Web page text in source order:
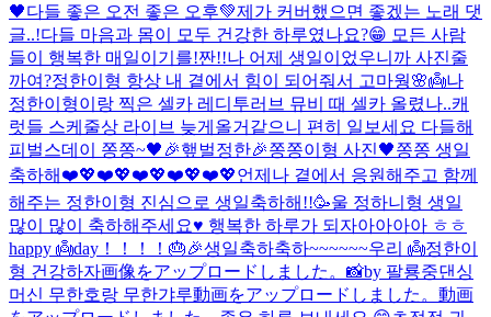
🖤다들 좋은 오전 좋은 오후💚제가 커버했으면 좋겠는 노래 댓
글..!다들 마음과 몸이 모두 건강한 하루였나요?😁 모든 사람
들이 행복한 매일이기를!짠!!나 어제 생일이었우니까 사진줄
까여?정한이형 항상 내 곁에서 힘이 되어줘서 고마웡🌸👼나
정한이형이랑 찍은 셀카 레디투러브 뮤비 때 셀카 올렸나..캐
럿들 스케줄상 라이브 늦게올거같으니 편히 일보세요 다들해
피벌스데이 쫑쫑~🖤 🎉햎벌정한🎉쫑쫑이형 사진🖤쫑쫑 생일
축하해❤️💖❤️💖❤️💖❤️💖❤️💖언제나 곁에서 응원해주고 함께
해주는 정한이형 진심으로 생일축하해!!🥳울 정하니형 생일
많이 많이 축하해주세요♥️ 행복한 하루가 되자아아아아 ㅎㅎ
happy 👼day！！！！🎂🎉생일축하축하~~~~~~우리 👼정한이
형 건강하자画像をアップロードしました。 📸by 팔룡중댄싱
머신 무한호랑 무한갸루動画をアップロードしました。 動画